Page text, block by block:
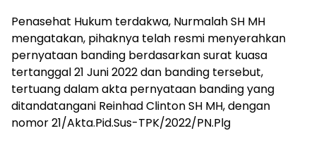
Penasehat Hukum terdakwa, Nurmalah SH MH
mengatakan, pihaknya telah resmi menyerahkan
pernyataan banding berdasarkan surat kuasa
tertanggal 21 Juni 2022 dan banding tersebut,
tertuang dalam akta pernyataan banding yang
ditandatangani Reinhad Clinton SH MH, dengan
nomor 21/Akta.Pid.Sus-TPK/2022/PN.Plg